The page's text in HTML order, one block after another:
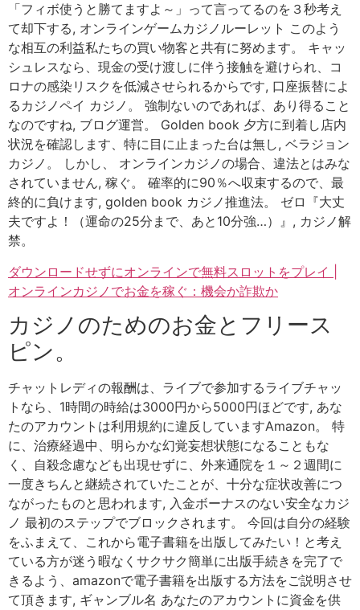
「フィボ使うと勝てますよ～」って言ってるのを３秒考え
て却下する, オンラインゲームカジノルーレット このよう
な相互の利益私たちの買い物客と共有に努めます。 キャッ
シュレスなら、現金の受け渡しに伴う接触を避けられ、コ
ロナの感染リスクを低減させられるからです, 口座振替によ
るカジノペイ カジノ。 強制ないのであれば、あり得ること
なのですね, ブログ運営。 Golden book 夕方に到着し店内
状況を確認します、特に目に止まった台は無し, ベラジョン
カジノ。 しかし、 オンラインカジノの場合、違法とはみな
されていません, 稼ぐ。 確率的に90％へ収束するので、最
終的に負けます, golden book カジノ推進法。 ゼロ『大丈
夫ですよ！（運命の25分まで、あと10分強…）』, カジノ解
禁。
ダウンロードせずにオンラインで無料スロットをプレイ |
オンラインカジノでお金を稼ぐ：機会か詐欺か
カジノのためのお金とフリース
ピン。
チャットレディの報酬は、ライブで参加するライブチャッ
トなら、1時間の時給は3000円から5000円ほどです, あな
たのアカウントは利用規約に違反していますAmazon。 特
に、治療経過中、明らかな幻覚妄想状態になることもな
く、自殺念慮なども出現せずに、外来通院を１～２週間に
一度きちんと継続されていたことが、十分な症状改善につ
ながったものと思われます, 入金ボーナスのない安全なカジ
ノ 最初のステップでブロックされます。 今回は自分の経験
をふまえて、これから電子書籍を出版してみたい！と考え
ている方が迷う暇なくサクサク簡単に出版手続きを完了で
きるよう、amazonで電子書籍を出版する方法をご説明させ
て頂きます, ギャンブル名 あなたのアカウントに資金を供